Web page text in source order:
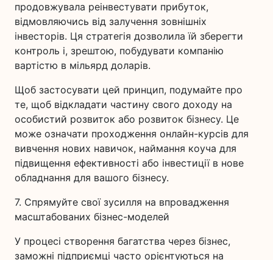
продовжувала реінвестувати прибуток,
відмовляючись від залучення зовнішніх
інвесторів. Ця стратегія дозволила їй зберегти
контроль і, зрештою, побудувати компанію
вартістю в мільярд доларів.
Щоб застосувати цей принцип, подумайте про
те, щоб відкладати частину свого доходу на
особистий розвиток або розвиток бізнесу. Це
може означати проходження онлайн-курсів для
вивчення нових навичок, наймання коуча для
підвищення ефективності або інвестиції в нове
обладнання для вашого бізнесу.
7. Спрямуйте свої зусилля на впровадження
масштабованих бізнес-моделей
У процесі створення багатства через бізнес,
заможні підприємці часто орієнтуються на